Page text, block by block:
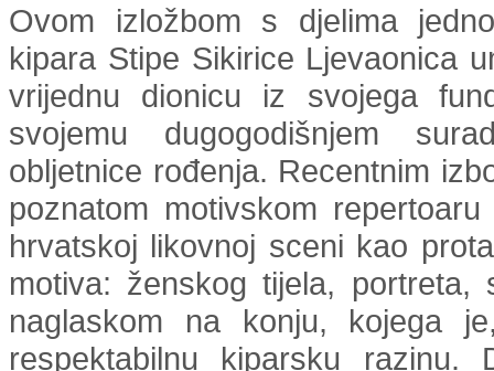
Ovom izložbom s djelima
kipara Stipe Sikirice Ljevaonica
vrijednu dionicu iz svojega
svojemu dugogodišnjem
obljetnice rođenja. Recentnim
poznatom motivskom
hrvatskoj likovnoj sceni kao
motiva: ženskog tijela,
naglaskom na konju, kojega
respektabilnu kiparsku razinu.